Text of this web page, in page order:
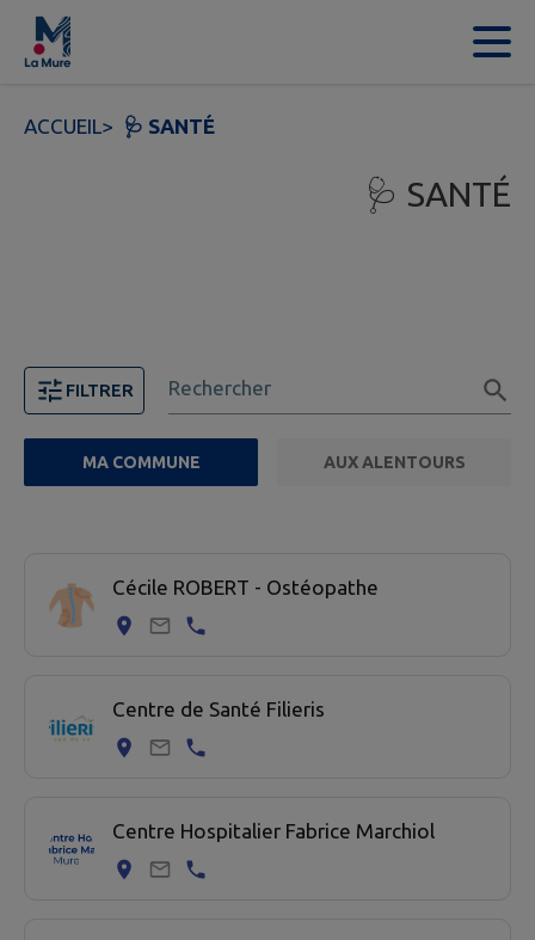
Contenu
ACCUEIL> 🩺 SANTÉ
🩺 SANTÉ
FILTRER Rechercher
MA COMMUNE AUX ALENTOURS
Cécile ROBERT - Ostéopathe
Centre de Santé Filieris
Centre Hospitalier Fabrice Marchiol